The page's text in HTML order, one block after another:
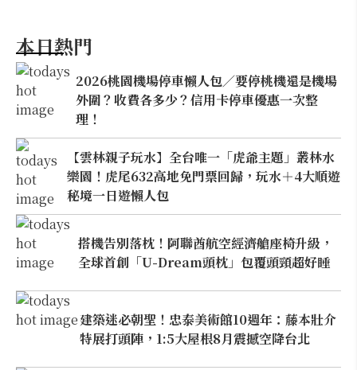
本日熱門
2026桃園機場停車懶人包／要停桃機還是機場
外圍？收費各多少？信用卡停車優惠一次整
理！
【雲林親子玩水】全台唯一「虎爺主題」叢林水
樂園！虎尾632高地免門票回歸，玩水＋4大順遊
秘境一日遊懶人包
搭機告別落枕！阿聯酋航空經濟艙座椅升級，
全球首創「U-Dream頭枕」包覆頭頸超好睡
建築迷必朝聖！忠泰美術館10週年：藤本壯介
特展打頭陣，1:5大屋根8月震撼空降台北